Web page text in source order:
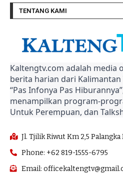
TENTANG KAMI
Kaltengtv.com adalah media
berita harian dari
“Pas Infonya Pas
menampilkan program-
Untuk Perempuan, dan
Jl. Tjilik Riwut Km 2,5 Palangka
Phone: +62 819-1555-6795
Email: